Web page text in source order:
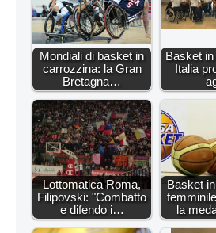
Mondiali di basket in
carrozzina: la Gran
Bretagna…
Basket
Italia
Lottomatica Roma,
Filipovski: "Combatto
e difendo i…
Basket
la